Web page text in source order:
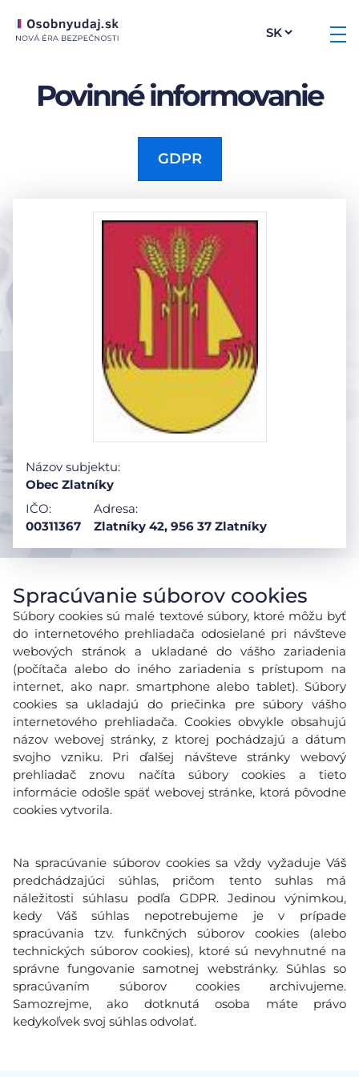
Povinné informovanie
GDPR
Názov subjektu:
Obec Zlatníky
IČO:
00311367
Adresa:
Zlatníky 42, 956 37 Zlatníky
Spracúvanie súborov cookies
Súbory cookies sú malé textové súbory, ktoré môžu byť
do internetového prehliadača odosielané pri návšteve
webových stránok a ukladané do vášho zariadenia
(počítača alebo do iného zariadenia s prístupom na
internet, ako napr. smartphone alebo tablet). Súbory
cookies sa ukladajú do priečinka pre súbory vášho
internetového prehliadača. Cookies obvykle obsahujú
názov webovej stránky, z ktorej pochádzajú a dátum
svojho vzniku. Pri ďalšej návšteve stránky webový
prehliadač znovu načíta súbory cookies a tieto
informácie odošle späť webovej stránke, ktorá pôvodne
cookies vytvorila.
Na spracúvanie súborov cookies sa vždy vyžaduje Váš
predchádzajúci súhlas, pričom tento suhlas má
náležitosti súhlasu podľa GDPR. Jedinou výnimkou,
kedy Váš súhlas nepotrebujeme je v prípade
spracúvania tzv. funkčných súborov cookies (alebo
technických súborov cookies), ktoré sú nevyhnutné na
správne fungovanie samotnej webstránky. Súhlas so
spracúvaním súborov cookies archivujeme.
Samozrejme, ako dotknutá osoba máte právo
kedykoľvek svoj súhlas odvolať.